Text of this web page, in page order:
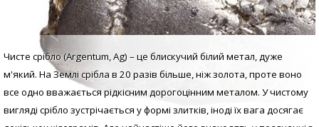
Чисте срібло (Argentum, Аg) – це блискучий білий метал, дуже
м'який. На Землі срібла в 20 разів більше, ніж золота, проте воно
все одно вважається рідкісним дорогоцінним металом. Учистому
вигляді срібло зустрічається у формі злитків, іноді їх вага досягає